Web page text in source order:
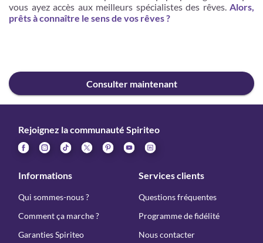
vous ayez accès aux meilleurs spécialistes des rêves. Alors,
prêts à connaître le sens de vos rêves ?
Consulter maintenant
Rejoignez la communauté Spiriteo
Informations
Qui sommes-nous ?
Comment ça marche ?
Garanties Spiriteo
Services clients
Questions fréquentes
Programme de fidélité
Nous contacter